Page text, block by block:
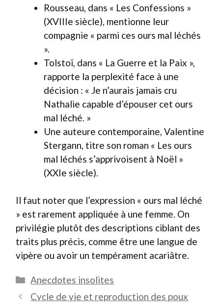
Rousseau, dans « Les Confessions »
(XVIIIe siècle), mentionne leur
compagnie « parmi ces ours mal léchés
».
Tolstoï, dans « La Guerre et la Paix »,
rapporte la perplexité face à une
décision : « Je n’aurais jamais cru
Nathalie capable d’épouser cet ours
mal léché. »
Une auteure contemporaine, Valentine
Stergann, titre son roman « Les ours
mal léchés s’apprivoisent à Noël »
(XXIe siècle).
Il faut noter que l’expression « ours mal léché
» est rarement appliquée à une femme. On
privilégie plutôt des descriptions ciblant des
traits plus précis, comme être une langue de
vipère ou avoir un tempérament acariâtre.
Catégories
Anecdotes insolites
Cycle de vie et reproduction des poux